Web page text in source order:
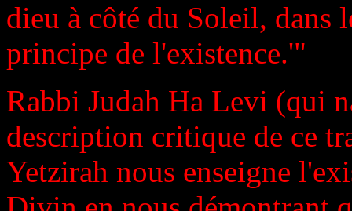
dieu à côté du Soleil, dans
principe de l'existence.'"
Rabbi Judah Ha Levi (qui
description critique de ce
Yetzirah nous enseigne